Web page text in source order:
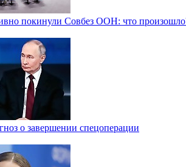
покинули Совбез ООН: что
о завершении спецоперации